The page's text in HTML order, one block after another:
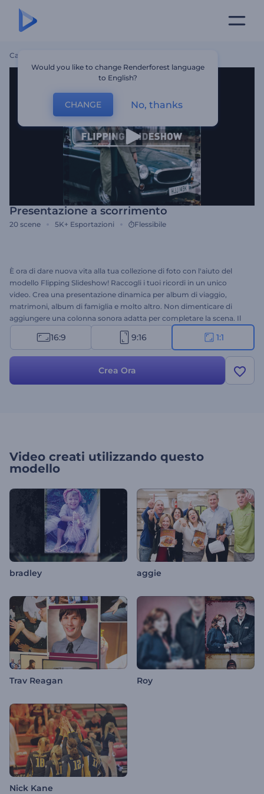
Casa
Presentazione a scorrimento
20 scene 5K+ Esportazioni Flessibile
È ora di dare nuova vita alla tua collezione di foto con l'aiuto del
modello Flipping Slideshow! Raccogli i tuoi ricordi in un unico
video. Crea una presentazione dinamica per album di viaggio,
matrimoni, album di famiglia e molto altro. Non dimenticare di
aggiungere una colonna sonora adatta per completare la scena. Il
modello è flessibile e può essere esteso fino a 3 minuti di durata.
Stupisci i tuoi amici, parenti e persino i tuoi follower. Crea la tua
16:9 9:16 1:1
Crea Ora
Video creati utilizzando questo
modello
bradley aggie
Trav Reagan Roy
Nick Kane
Would you like to change Renderforest language
to English?
CHANGE No, thanks